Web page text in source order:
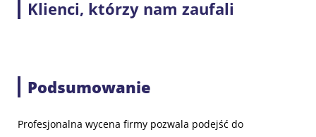
Klienci, którzy nam zaufali
Podsumowanie
Profesjonalna wycena firmy pozwala podejść do